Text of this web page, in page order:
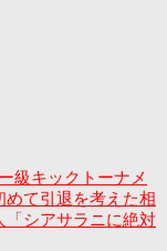
級キックトーナメ
めて引退を考えた相
「シアサラニに絶対